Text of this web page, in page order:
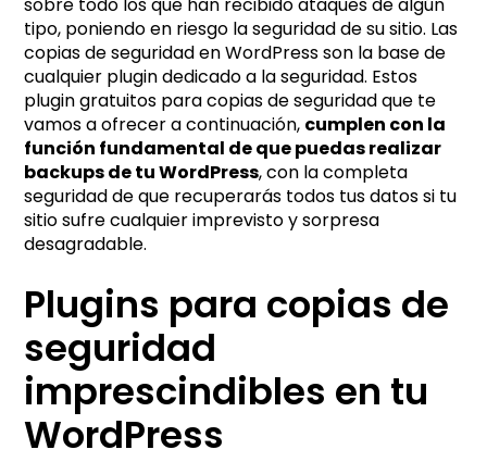
tipo, poniendo en riesgo la seguridad de su sitio. Las
copias de seguridad en WordPress son la base de
cualquier plugin dedicado a la seguridad. Estos
plugin gratuitos para copias de seguridad que te
vamos a ofrecer a continuación, cumplen con la
función fundamental de que puedas realizar
backups de tu WordPress, con la completa
seguridad de que recuperarás todos tus datos si tu
sitio sufre cualquier imprevisto y sorpresa
desagradable.
Plugins para copias de
seguridad
imprescindibles en tu
WordPress